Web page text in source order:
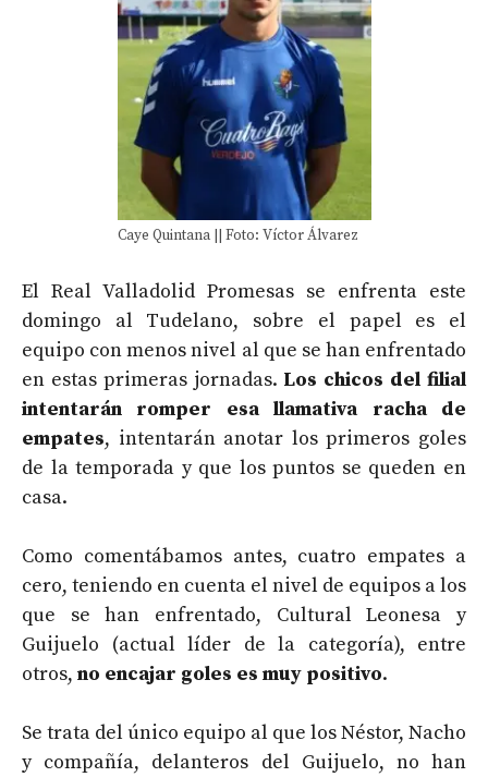
Caye Quintana || Foto: Víctor Álvarez
El Real Valladolid Promesas se enfrenta este
domingo al Tudelano, sobre el papel es el
equipo con menos nivel al que se han enfrentado
en estas primeras jornadas. Los chicos del filial
intentarán romper esa llamativa racha de
empates, intentarán anotar los primeros goles
de la temporada y que los puntos se queden en
casa.
Como comentábamos antes, cuatro empates a
cero, teniendo en cuenta el nivel de equipos a los
que se han enfrentado, Cultural Leonesa y
Guijuelo (actual líder de la categoría), entre
otros, no encajar goles es muy positivo.
Se trata del único equipo al que los Néstor, Nacho
y compañía, delanteros del Guijuelo, no han